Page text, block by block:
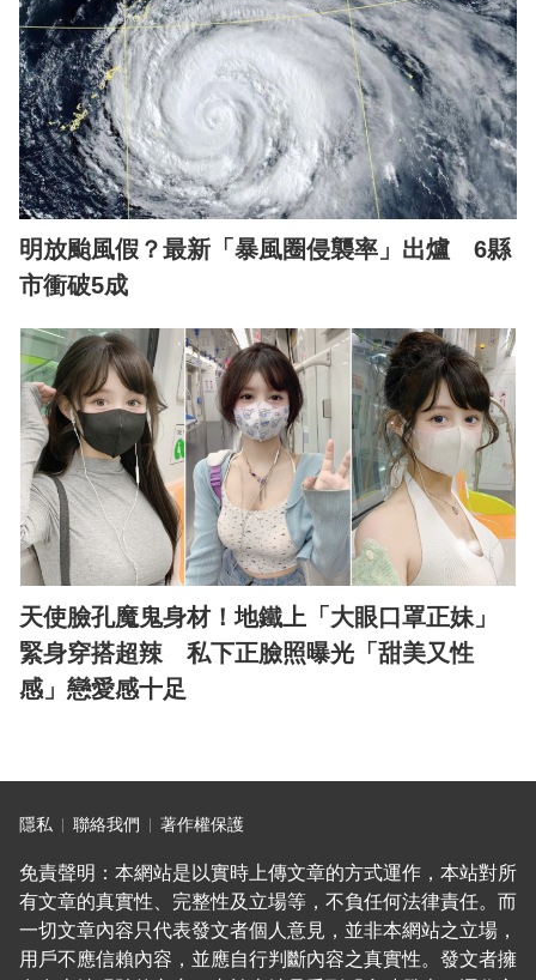
明放颱風假？最新「暴風圈侵襲率」出爐 6縣
市衝破5成
天使臉孔魔鬼身材！地鐵上「大眼口罩正妹」
緊身穿搭超辣 私下正臉照曝光「甜美又性
感」戀愛感十足
隱私 聯絡我們 著作權保護
免責聲明：本網站是以實時上傳文章的方式運作，本站對所
有文章的真實性、完整性及立場等，不負任何法律責任。而
一切文章內容只代表發文者個人意見，並非本網站之立場，
用戶不應信賴內容，並應自行判斷內容之真實性。發文者擁